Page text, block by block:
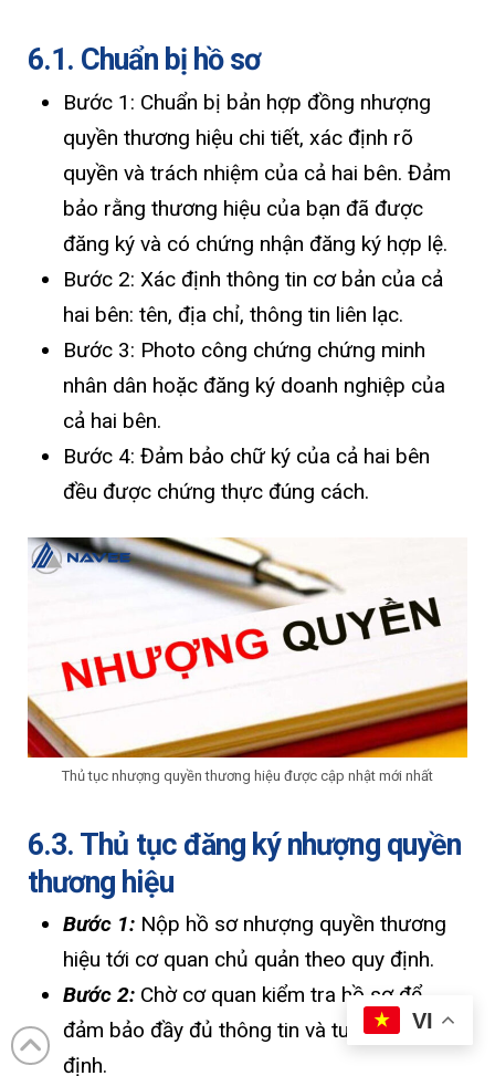
6.1. Chuẩn bị hồ sơ
Bước 1: Chuẩn bị bản hợp đồng nhượng
quyền thương hiệu chi tiết, xác định rõ
quyền và trách nhiệm của cả hai bên. Đảm
bảo rằng thương hiệu của bạn đã được
đăng ký và có chứng nhận đăng ký hợp lệ.
Bước 2: Xác định thông tin cơ bản của cả
hai bên: tên, địa chỉ, thông tin liên lạc.
Bước 3: Photo công chứng chứng minh
nhân dân hoặc đăng ký doanh nghiệp của
cả hai bên.
Bước 4: Đảm bảo chữ ký của cả hai bên
đều được chứng thực đúng cách.
Thủ tục nhượng quyền thương hiệu được cập nhật mới nhất
6.3. Thủ tục đăng ký nhượng quyền
thương hiệu
Bước 1:Nộp hồ sơ nhượng quyền thương
hiệu tới cơ quan chủ quản theo quy định.
Bước 2:Chờ cơ quan kiểm tra hồ sơ để
đảm bảo đầy đủ thông tin và tuân thủ quy
định.
VI